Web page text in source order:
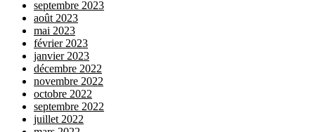
septembre 2023
août 2023
mai 2023
février 2023
janvier 2023
décembre 2022
novembre 2022
octobre 2022
septembre 2022
juillet 2022